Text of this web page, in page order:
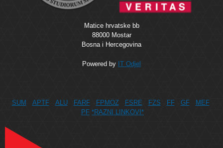
Matice hrvatske bb
88000 Mostar
Bosna i Hercegovina
Powered by IT Odjel
SUM APTF ALU FARF FPMOZ FSRE FZS FF GF
MEF
PF *RAZNI LINKOVI*